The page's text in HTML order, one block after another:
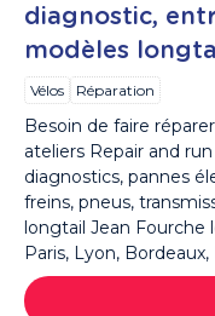
diagnostic,
modèles
Vélos Réparation
Besoin de faire
ateliers Repair and
diagnostics, pannes
freins, pneus,
longtail Jean
Paris, Lyon,